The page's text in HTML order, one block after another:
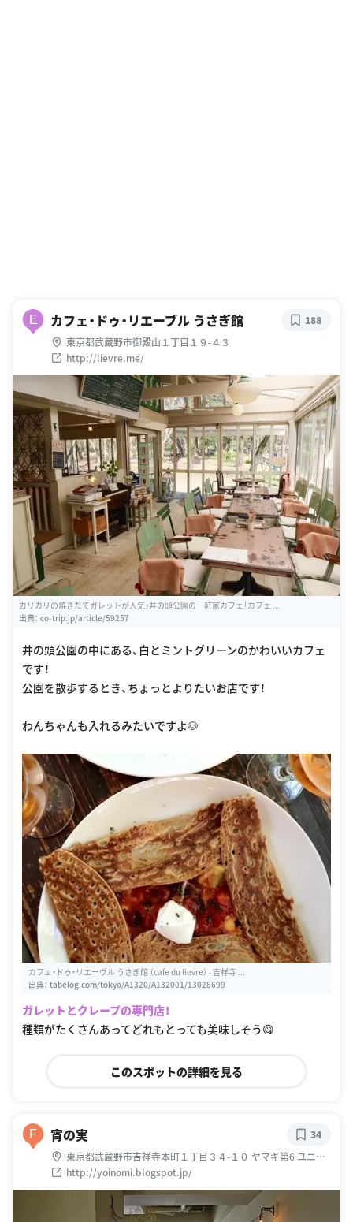
E カフェ・ドゥ・リエーブル うさぎ館
東京都武蔵野市御殿山１丁目１９-４３
http://lievre.me/
188
カリカリの焼きたてガレットが人気♪井の頭公園の一軒家カフェ「カフェ ...
出典： co-trip.jp/article/59257
井の頭公園の中にある、白とミントグリーンのかわいいカフェ
です！
公園を散歩するとき、ちょっとよりたいお店です！
わんちゃんも入れるみたいですよ🐶
カフェ・ドゥ・リエーヴル うさぎ館 （cafe du lievre） - 吉祥寺 ...
出典： tabelog.com/tokyo/A1320/A132001/13028699
ガレットとクレープの専門店！
種類がたくさんあってどれもとっても美味しそう😋
このスポットの詳細を見る
F 宵の実
東京都武蔵野市吉祥寺本町１丁目３４-１０ ヤマキ第6 ユニア
ス
http://yoinomi.blogspot.jp/
34